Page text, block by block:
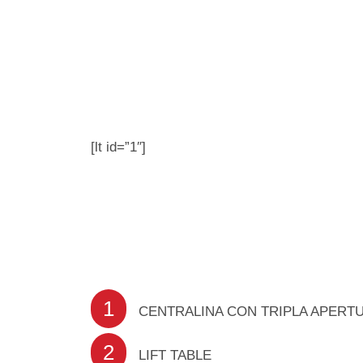
[lt id=”1″]
1 CENTRALINA CON TRIPLA
2 LIFT TABLE